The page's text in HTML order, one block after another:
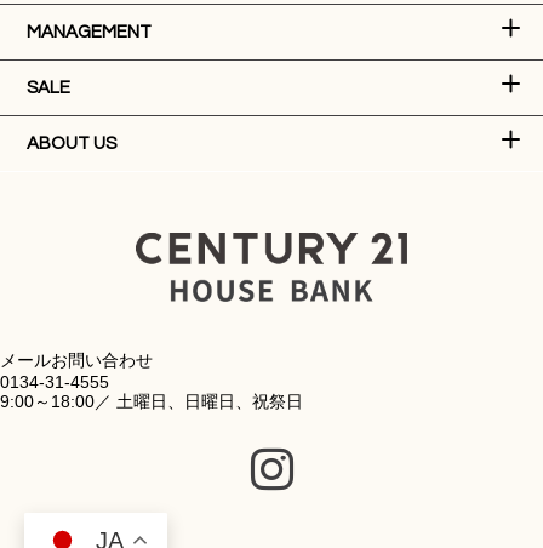
MANAGEMENT
SALE
ABOUT US
メールお問い合わせ
0134-31-4555
9:00～18:00／ 土曜日、日曜日、祝祭日
JA